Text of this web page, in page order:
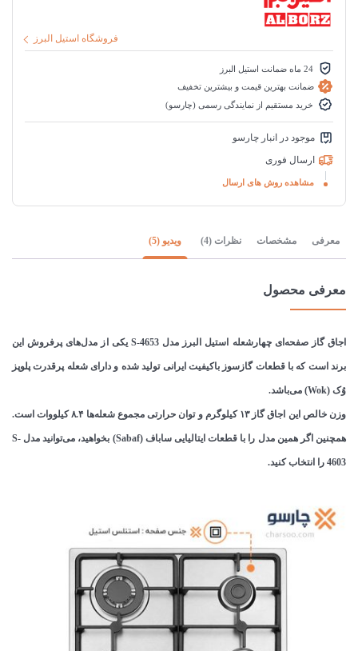
فروشگاه استیل البرز
24 ماه ضمانت استیل البرز
ضمانت بهترین قیمت و بیشترین تخفیف
خرید مستقیم از نمایندگی رسمی (چارسو)
موجود در انبار چارسو
ارسال فوری
مشاهده روش های ارسال
معرفی مشخصات نظرات (4) ویدیو (5)
معرفی محصول
اجاق گاز صفحه‌ای چهار‌شعله استیل البرز مدل S-4653 یکی از مدل‌های پرفروش این
برند است که با قطعات گازسوز باکیفیت ایرانی تولید شده و دارای شعله پرقدرت پلوپز
وُک (Wok) می‌باشد.
وزن خالص این اجاق گاز ۱۳ کیلوگرم و توان حرارتی مجموع شعله‌ها ۸.۴ کیلووات است.
همچنین اگر همین مدل را با قطعات ایتالیایی ساباف (Sabaf) بخواهید، می‌توانید مدل S-
4603 را انتخاب کنید.